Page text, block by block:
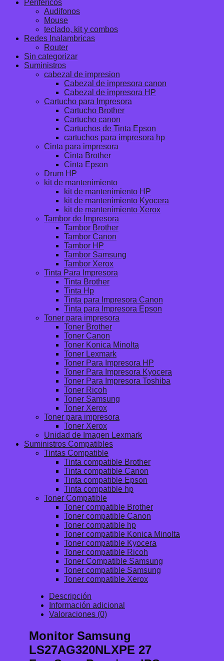
Perifericos
Audifonos
Mouse
teclado, kit y combos
Redes Inalambricas
Router
Sin categorizar
Suministros
cabezal de impresion
Cabezal de impresora canon
Cabezal de impresora HP
Cartucho para Impresora
Cartucho Brother
Cartucho canon
Cartuchos de Tinta Epson
cartuchos para impresora hp
Cinta para impresora
Cinta Brother
Cinta Epson
Drum HP
kit de mantenimiento
kit de mantenimiento HP
kit de mantenimiento Kyocera
kit de mantenimiento Xerox
Tambor de Impresora
Tambor Brother
Tambor Canon
Tambor HP
Tambor Samsung
Tambor Xerox
Tinta Para Impresora
Tinta Brother
Tinta Hp
Tinta para Impresora Canon
Tinta para Impresora Epson
Toner para impresora
Toner Brother
Toner Canon
Toner Konica Minolta
Toner Lexmark
Toner Para Impresora HP
Toner Para Impresora Kyocera
Toner Para Impresora Toshiba
Toner Ricoh
Toner Samsung
Toner Xerox
Toner para impresora
Toner Xerox
Unidad de Imagen Lexmark
Suministros Compatibles
Tintas Compatible
Tinta compatible Brother
Tinta compatible Canon
Tinta compatible Epson
Tinta compatible hp
Toner Compatible
Toner compatible Brother
Toner compatible Canon
Toner compatible hp
Toner compatible Konica Minolta
Toner compatible Kyocera
Toner compatible Ricoh
Toner Compatible Samsung
Toner compatible Samsung
Toner compatible Xerox
Descripción
Información adicional
Valoraciones (0)
Monitor Samsung
LS27AG320NLXPE 27